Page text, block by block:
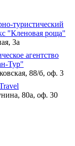
туристический
"Кленовая роща"
3а
агентство
Тур"
88/б, оф. 3
80а, оф. 30